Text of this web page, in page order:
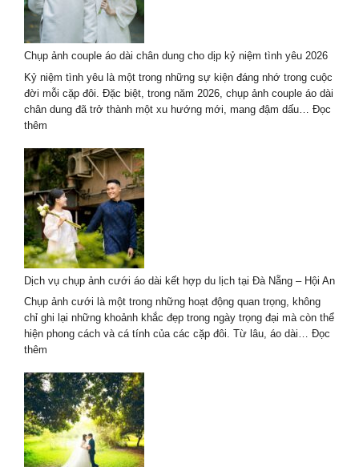
Chí
Minh
–
Trend
Chụp ảnh couple áo dài chân dung cho dịp kỷ niệm tình yêu 2026
Kỷ niệm tình yêu là một trong những sự kiện đáng nhớ trong cuộc
đời mỗi cặp đôi. Đặc biệt, trong năm 2026, chụp ảnh couple áo dài
chân dung đã trở thành một xu hướng mới, mang đậm dấu… Đọc
thêm
ảnh
couple
áo
dài
chân
dung
cho
dịp
kỷ
niệm
tình
yêu
Dịch vụ chụp ảnh cưới áo dài kết hợp du lịch tại Đà Nẵng – Hội An
Chụp ảnh cưới là một trong những hoạt động quan trọng, không
chỉ ghi lại những khoảnh khắc đẹp trong ngày trọng đại mà còn thể
hiện phong cách và cá tính của các cặp đôi. Từ lâu, áo dài… Đọc
thêm
vụ
chụp
ảnh
cưới
áo
dài